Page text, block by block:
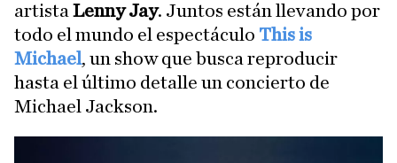
artista Lenny Jay. Juntos están llevando por
todo el mundo el espectáculo This is
Michael, un show que busca reproducir
hasta el último detalle un concierto de
Michael Jackson.